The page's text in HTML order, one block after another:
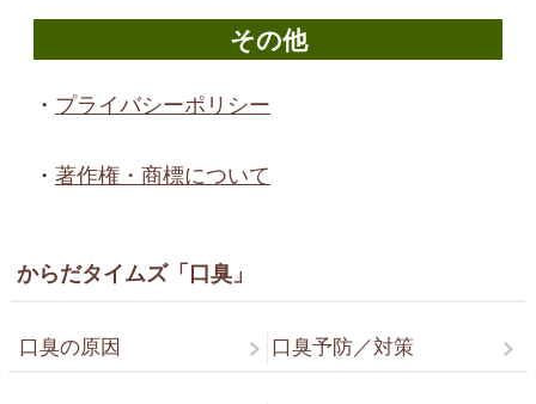
その他
・ プライバシーポリシー
・ 著作権・商標について
からだタイムズ「口臭」
口臭の原因 口臭予防／対策